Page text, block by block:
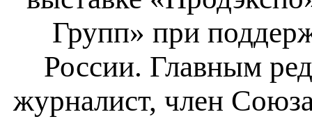
Групп» при
России. Главным
журналист, член